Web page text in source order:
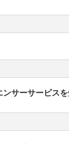
ンサーサービス